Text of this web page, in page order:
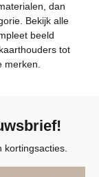
dan
Bekijk alle
beeld
tot